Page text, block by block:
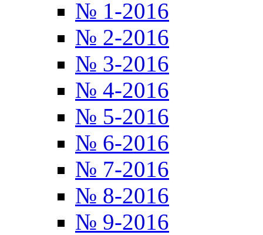
№ 1-2016
№ 2-2016
№ 3-2016
№ 4-2016
№ 5-2016
№ 6-2016
№ 7-2016
№ 8-2016
№ 9-2016